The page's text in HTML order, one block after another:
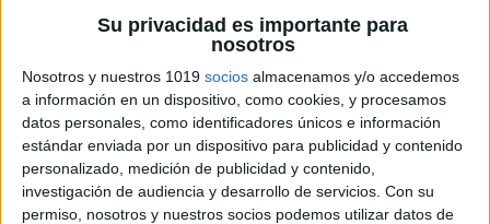
Su privacidad es importante para
nosotros
Nosotros y nuestros 1019 socios almacenamos y/o accedemos
a información en un dispositivo, como cookies, y procesamos
datos personales, como identificadores únicos e información
estándar enviada por un dispositivo para publicidad y contenido
personalizado, medición de publicidad y contenido,
investigación de audiencia y desarrollo de servicios. Con su
permiso, nosotros y nuestros socios podemos utilizar datos de
Celebramos el día de la Tierra jugando al
Dómino del Reciclaje
Publicado el 21 abril, 2024